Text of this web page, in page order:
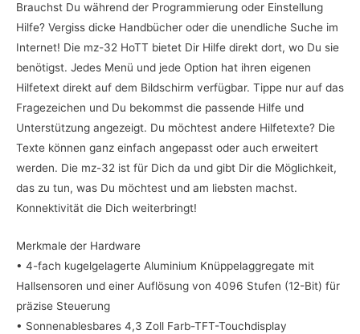
Brauchst Du während der Programmierung oder Einstellung
Hilfe? Vergiss dicke Handbücher oder die unendliche Suche im
Internet! Die mz-32 HoTT bietet Dir Hilfe direkt dort, wo Du sie
benötigst. Jedes Menü und jede Option hat ihren eigenen
Hilfetext direkt auf dem Bildschirm verfügbar. Tippe nur auf das
Fragezeichen und Du bekommst die passende Hilfe und
Unterstützung angezeigt. Du möchtest andere Hilfetexte? Die
Texte können ganz einfach angepasst oder auch erweitert
werden. Die mz-32 ist für Dich da und gibt Dir die Möglichkeit,
das zu tun, was Du möchtest und am liebsten machst.
Konnektivität die Dich weiterbringt!
Merkmale der Hardware
• 4-fach kugelgelagerte Aluminium Knüppelaggregate mit
Hallsensoren und einer Auflösung von 4096 Stufen (12-Bit) für
präzise Steuerung
• Sonnenablesbares 4,3 Zoll Farb-TFT-Touchdisplay